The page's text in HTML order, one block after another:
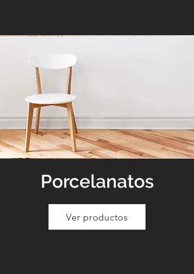
Porcelanatos
Ver productos